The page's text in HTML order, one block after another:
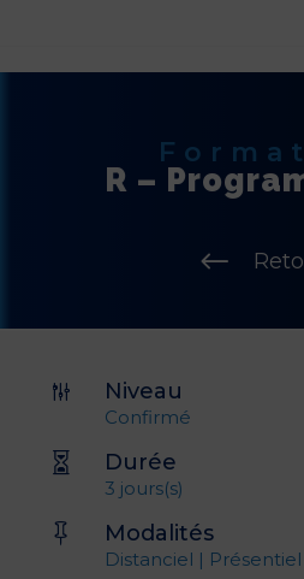
R –
#
g Niveau
Confirmé
 Durée
3 jours(s)
 Modalités
Distanciel | Présentiel